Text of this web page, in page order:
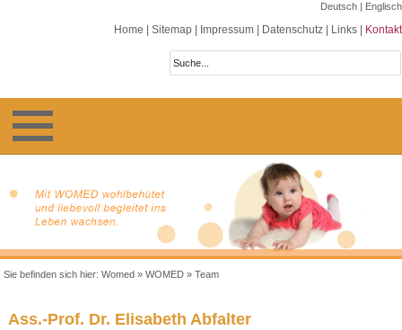
Deutsch | Englisch
Home Sitemap Impressum Datenschutz Links Kontakt
Sie befinden sich hier:Womed »WOMED »Team
Ass.-Prof. Dr. Elisabeth Abfalter